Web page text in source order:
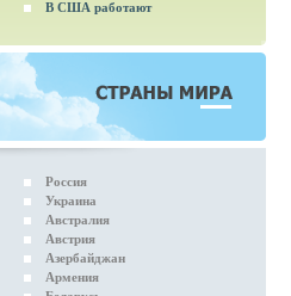
В США работают
Россия
Украина
Австралия
Австрия
Азербайджан
Армения